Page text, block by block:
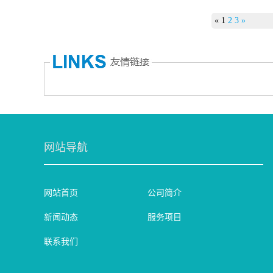
« 1 2 3 »
网站导航
网站首页 公司简介
新闻动态 服务项目
联系我们